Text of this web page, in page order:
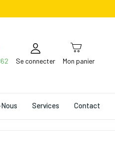
Se connecter Mon panier
Services Contact